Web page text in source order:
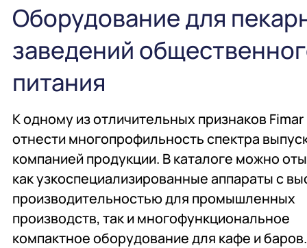
Оборудование для
заведений
питания
К одному из отличительных признаков
отнести многопрофильность спектра
компанией продукции. В каталоге можно
как узкоспециализированные аппараты с
производительностью для промышленных
производств, так и многофункциональное
компактное оборудование для кафе и баров.